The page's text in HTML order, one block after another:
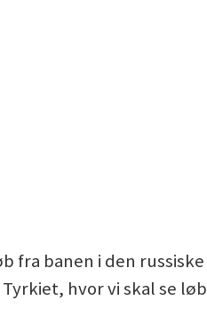
fra banen i den
hvor vi skal se